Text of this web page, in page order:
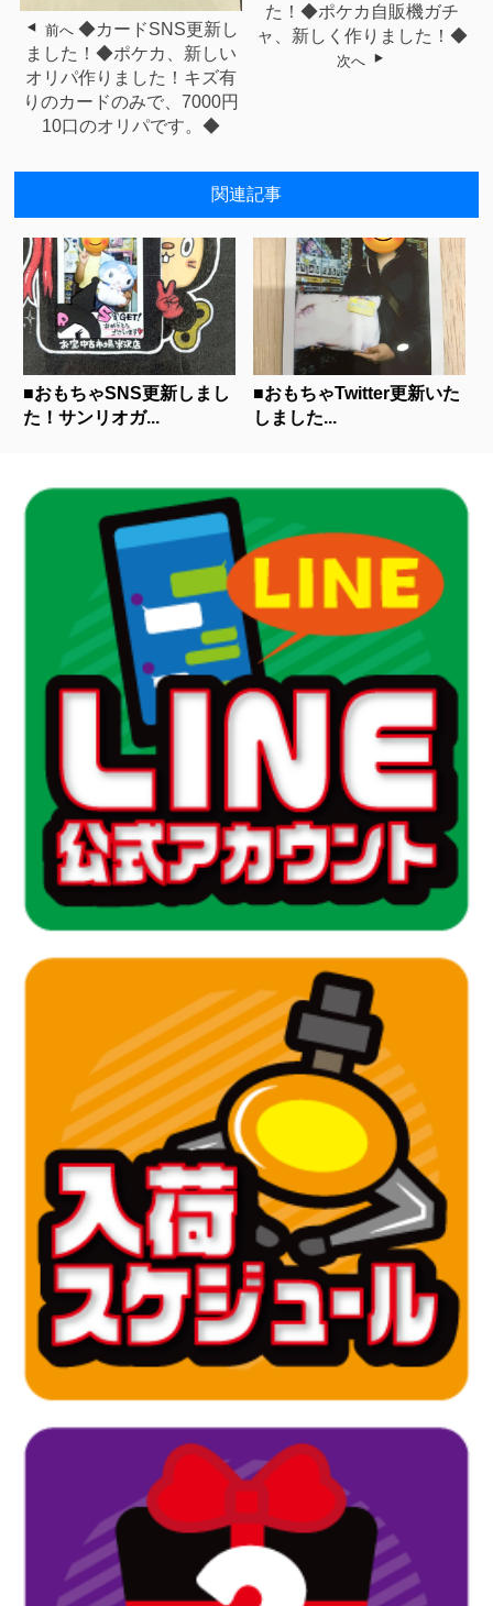
前へ ◆カードSNS更新し
ました！◆ポケカ、新しい
オリパ作りました！キズ有
りのカードのみで、7000円
10口のオリパです。◆
た！◆ポケカ自販機ガチ
ャ、新しく作りました！◆
次へ
関連記事
■おもちゃSNS更新しまし
た！サンリオガ...
■おもちゃTwitter更新いた
しました...